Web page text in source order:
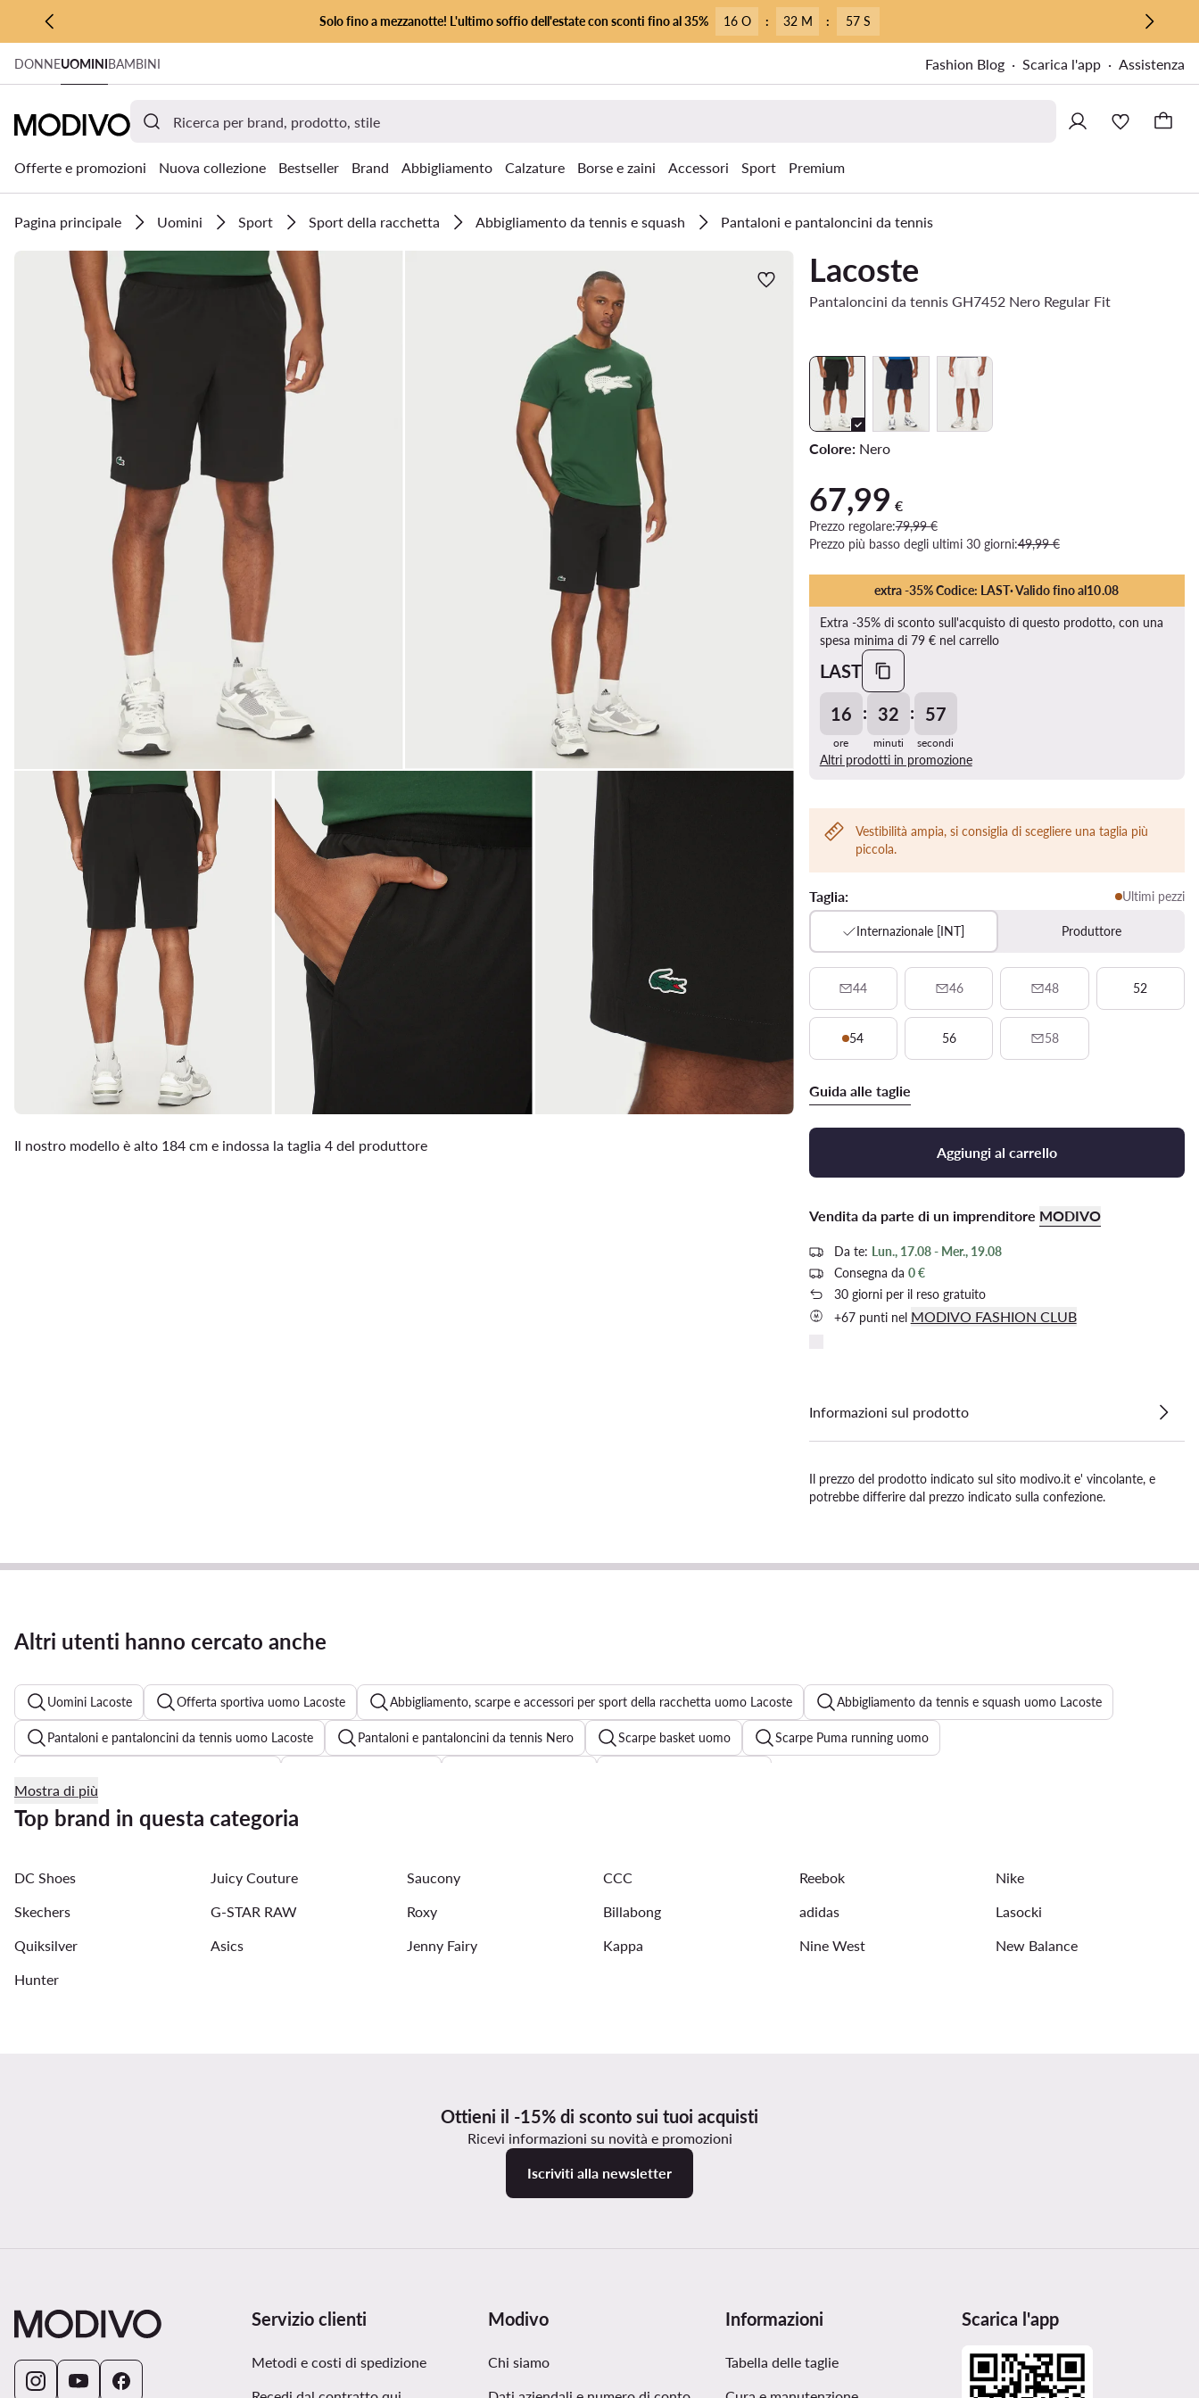
VAI AL CONTENUTO PRINCIPALE
VAI ALLA RICERCA
Solo fino a mezzanotte! L'ultimo soffio dell'estate con sconti fino al 35% 16 O : 32 M : 56 S
DONNEUOMINIBAMBINI Fashion Blog Scarica l'app Assistenza
Offerte e promozioni Nuova collezione Bestseller Brand Abbigliamento Calzature Borse e zaini Accessori Sport Premium
Pagina principale Uomini Sport Sport della racchetta Abbigliamento da tennis e squash Pantaloni e pantaloncini da tennis
Il nostro modello è alto 184 cm e indossa la taglia 4 del produttore
Lacoste
Pantaloncini da tennis GH7452 Nero Regular Fit
Colore:Nero
Prezzo attuale 67,99 €
67,99 €
Prezzo regolare:79,99 €
Prezzo più basso degli ultimi 30 giorni:49,99 €
extra -35% Codice: LAST· Valido fino al10.08
Extra -35% di sconto sull'acquisto di questo prodotto, con una
spesa minima di 79 € nel carrello
LAST
16
ore
: 32
minuti
: 56
secondi
Altri prodotti in promozione
Vestibilità ampia, si consiglia di scegliere una taglia più
piccola.
Taglia: Ultimi pezzi
Internazionale [INT] Produttore
44 46 48 52
54 56 58
Guida alle taglie
Aggiungi al carrello
Vendita da parte di un imprenditore MODIVO
Da te: Lun., 17.08 - Mer., 19.08
Consegna da 0 €
30 giorni per il reso gratuito
+67 punti nel MODIVO FASHION CLUB
Informazioni sul prodotto
Il prezzo del prodotto indicato sul sito modivo.it e' vincolante, e
potrebbe differire dal prezzo indicato sulla confezione.
Altri utenti hanno cercato anche
Uomini Lacoste Offerta sportiva uomo Lacoste Abbigliamento, scarpe e accessori per sport della racchetta uomo Lacoste Abbigliamento da tennis e squash uomo Lacoste
Pantaloni e pantaloncini da tennis uomo Lacoste Pantaloni e pantaloncini da tennis Nero Scarpe basket uomo Scarpe Puma running uomo
New Balance trail running Scarpe calcio New Balance
Mizuno scarpe da calcio Running Reebok da uomo
Mostra di più
Top brand in questa categoria
DC Shoes Juicy Couture Saucony CCC Reebok
Nike
Skechers
G-STAR RAW Roxy Billabong adidas
Lasocki
Quiksilver
Asics Jenny Fairy Kappa Nine West
New Balance
Hunter
Ottieni il -15% di sconto sui tuoi acquisti
Ricevi informazioni su novità e promozioni
Iscriviti alla newsletter
Servizio clienti
Metodi e costi di spedizione
Modivo
Chi siamo
Informazioni
Tabella delle taglie
Scarica l'app